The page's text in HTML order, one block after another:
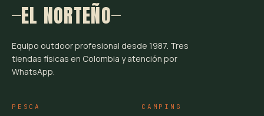
EL NORTEÑO
Equipo outdoor profesional desde 1987. Tres
tiendas físicas en Colombia y atención por
WhatsApp.
PESCA CAMPING